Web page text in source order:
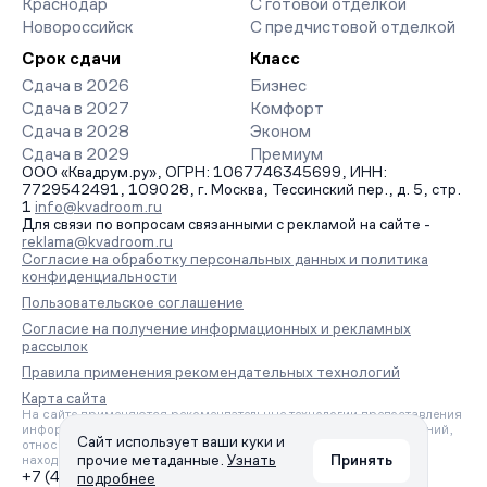
Краснодар
Новороссийск
С готовой отделкой
С предчистовой отделкой
Срок сдачи
Сдача в 2026
Сдача в 2027
Сдача в 2028
Сдача в 2029
Класс
Бизнес
Комфорт
Эконом
Премиум
ООО «Квадрум.ру», ОГРН: 1067746345699, ИНН:
7729542491, 109028, г. Москва, Тессинский пер., д. 5, стр.
1 info@kvadroom.ru
Для связи по вопросам связанными с рекламой на сайте -
reklama@kvadroom.ru
Согласие на обработку персональных данных и политика
конфиденциальности
Пользовательское соглашение
Согласие на получение информационных и рекламных
рассылок
Правила применения рекомендательных технологий
Карта сайта
На сайте применяются рекомендательные технологии предоставления
информации на основе сбора, систематизации и анализа сведений,
относящихся к предпочтениям пользователей сети «Интернет»,
находящихся на территории Российской Федерации.
+7 (495) 157-88-80
Сайт использует ваши куки и
прочие метаданные. Узнать
подробнее
Принять